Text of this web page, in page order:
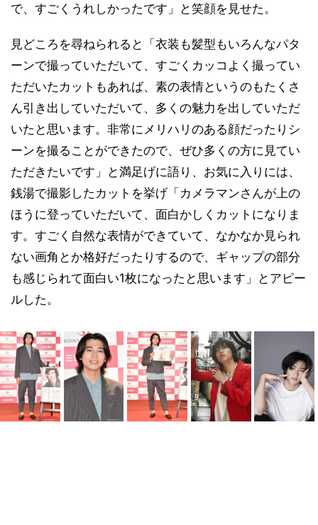
で、すごくうれしかったです」と笑顔を見せた。
見どころを尋ねられると「衣装も髪型もいろんなパタ
ーンで撮っていただいて、すごくカッコよく撮ってい
ただいたカットもあれば、素の表情というのもたくさ
ん引き出していただいて、多くの魅力を出していただ
いたと思います。非常にメリハリのある顔だったりシ
ーンを撮ることができたので、ぜひ多くの方に見てい
ただきたいです」と満足げに語り、お気に入りには、
銭湯で撮影したカットを挙げ「カメラマンさんが上の
ほうに登っていただいて、面白かしくカットになりま
す。すごく自然な表情ができていて、なかなか見られ
ない画角とか格好だったりするので、ギャップの部分
も感じられて面白い1枚になったと思います」とアピー
ルした。